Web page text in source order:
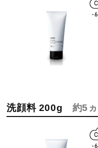
洗顔料 200g 約5